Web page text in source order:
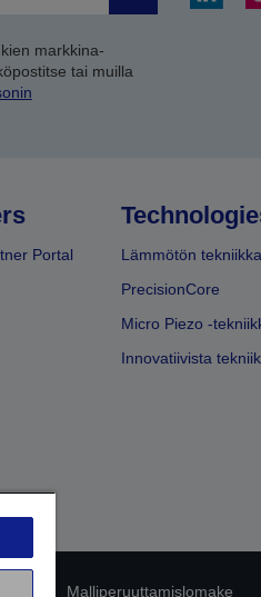
markkina-
tai muilla
Portal
Lämmötön tekniikka
PrecisionCore
Micro Piezo -
Innovatiivista
Malliperuuttamislomake